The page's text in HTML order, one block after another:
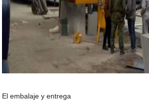
El embalaje y entrega